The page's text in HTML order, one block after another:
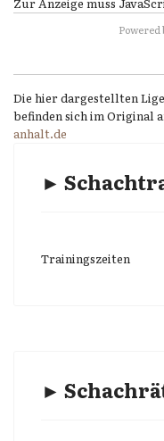
Powered
Die hier dargestellten
befinden sich im Original
anhalt.de
►
Trainingszeiten
►